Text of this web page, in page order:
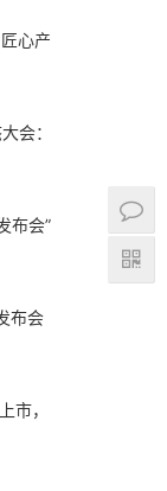
心产
会：
布会”
布会
市，